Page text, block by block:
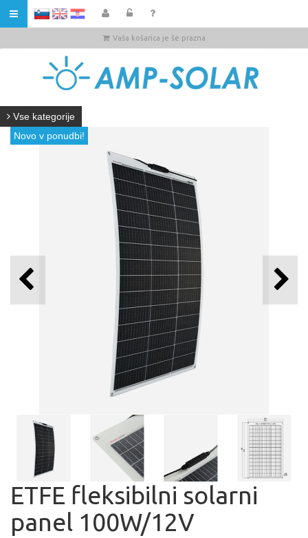
HR
Vaša košarica je še prazna
Vse kategorije
Novo v ponudbi!
ETFE fleksibilni solarni
panel 100W/12V